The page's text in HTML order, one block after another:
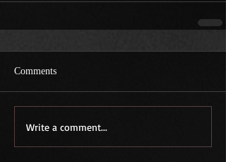
Comments
Write a comment...